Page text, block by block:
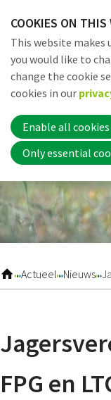
links
Jump
to
navigation
to
main
content
Actueel Nieuws
FPG en
COOKIES ON THIS
This website
you would like to
change the cookie
cookies in our
Enable all cookies
Only essential